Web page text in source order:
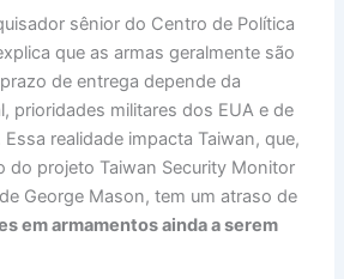
sênior do Centro de Política
que as armas geralmente são
de entrega depende da
prioridades militares dos EUA e de
realidade impacta Taiwan, que,
do projeto Taiwan Security Monitor
George Mason, tem um atraso de
em armamentos ainda a serem